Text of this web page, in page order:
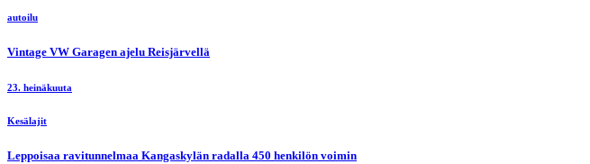
autoilu
Vintage VW Garagen ajelu Reisjärvellä
23. heinäkuuta
Kesälajit
Leppoisaa ravitunnelmaa Kangaskylän radalla 450 henkilön voimin